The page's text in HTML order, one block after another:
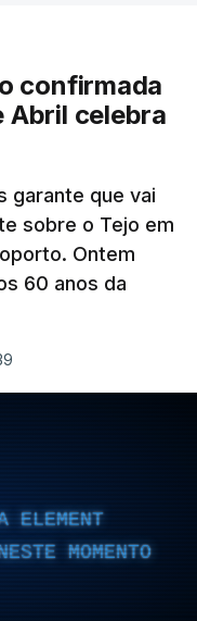
confirmada
Abril celebra
garante que vai
sobre o Tejo em
Ontem
60 anos da
ELEMENT
MOMENTO